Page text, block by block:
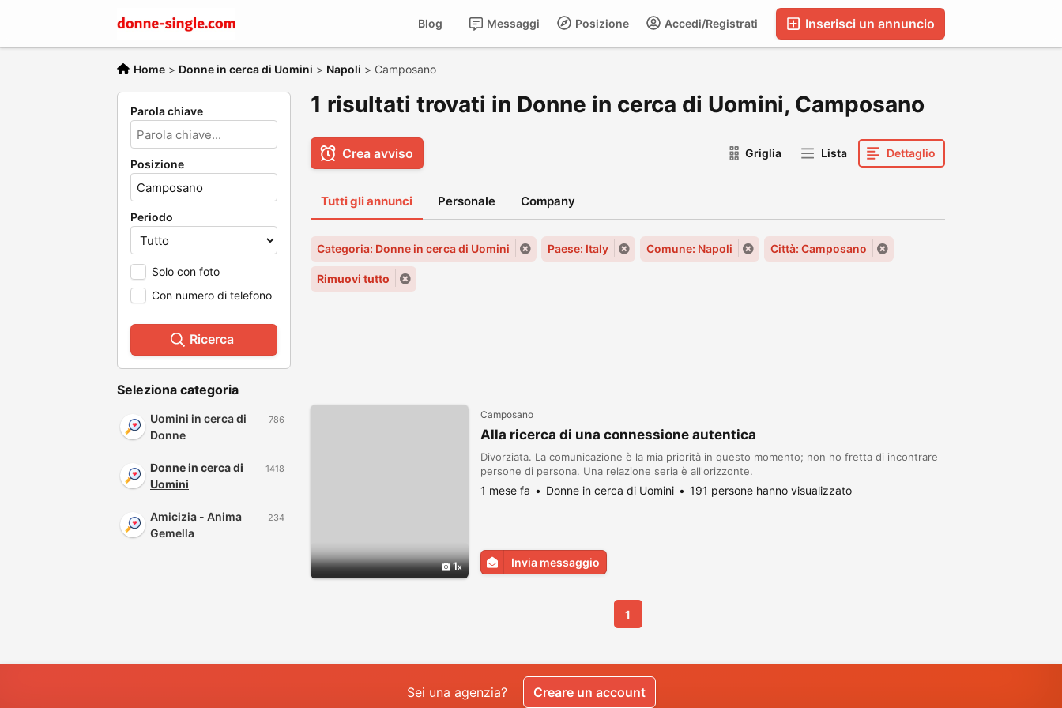
Inserisci un annuncio
Accedi/Registrati
Posizione
Messaggi
Blog
Home > Donne in cerca di Uomini > Napoli > Camposano
Parola chiave
Posizione
Periodo
Solo con foto
Con numero di telefono
Ricerca
Seleziona categoria
Uomini in cerca di
Donne
786
Donne in cerca di
Uomini
1418
Amicizia - Anima
Gemella
234
1 risultati trovati in Donne in cerca di Uomini, Camposano
Crea avviso Griglia Lista Dettaglio
Tutti gli annunci Personale Company
Categoria: Donne in cerca di Uomini Paese: Italy Comune: Napoli Città: Camposano
Rimuovi tutto
1
Camposano
Alla ricerca di una connessione autentica
Divorziata. La comunicazione è la mia priorità in questo momento; non ho fretta di incontrare
persone di persona. Una relazione seria è all'orizzonte.
1 mese fa Donne in cerca di Uomini 191 persone hanno visualizzato
Invia messaggio
1
Sei una agenzia? Creare un account